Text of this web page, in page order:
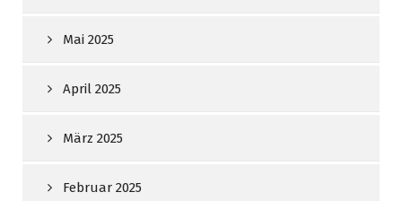
Mai 2025
April 2025
März 2025
Februar 2025